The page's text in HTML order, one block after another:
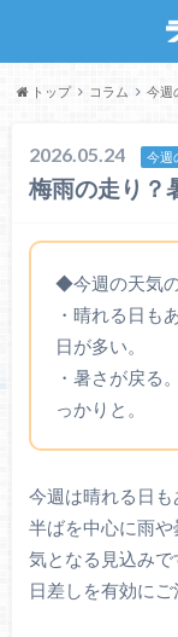
トップ コラム 今週
2026.05.24 今週
梅雨の走り？
◆今週の天気
・晴れる日も
日が多い。
・暑さが戻る
っかりと。
今週は晴れる日
半ばを中心に雨
気となる見込みで
日差しを有効にご